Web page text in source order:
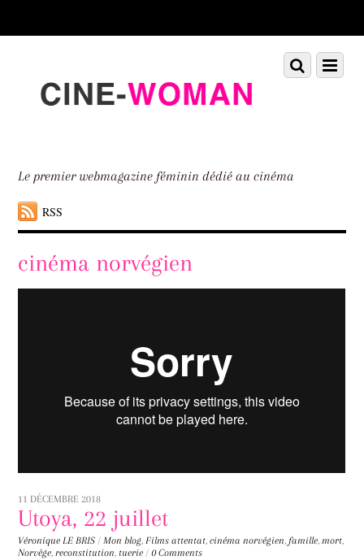
down
Le premier webmagazine féminin dédié au cinéma
RSS
Menu
Scroll
down
cinéma norvégien
11 DÉCEMBRE 2018
Utoya, 22 juillet
Véronique LE BRIS / Mon blog,Films attentat,cinéma norvégien, famille,mort,
Norvège,reconstitution, tuerie / 0 Comments